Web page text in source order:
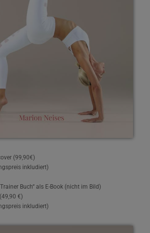
(99,90€)
inkludiert)
Trainer Buch“ als E-Book (nicht im Bild)
€)
inkludiert)